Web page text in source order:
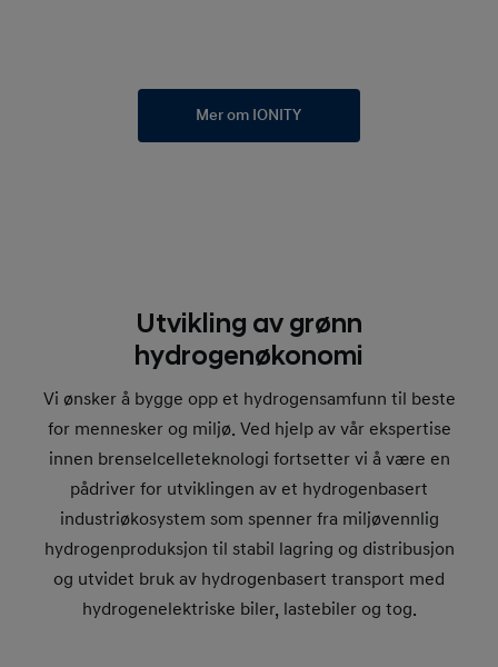
Mer om IONITY
Utvikling av grønn
hydrogenøkonomi
Vi ønsker å bygge opp et hydrogensamfunn til beste
for mennesker og miljø. Ved hjelp av vår ekspertise
innen brenselcelleteknologi fortsetter vi å være en
pådriver for utviklingen av et hydrogenbasert
industriøkosystem som spenner fra miljøvennlig
hydrogenproduksjon til stabil lagring og distribusjon
og utvidet bruk av hydrogenbasert transport med
hydrogenelektriske biler, lastebiler og tog.